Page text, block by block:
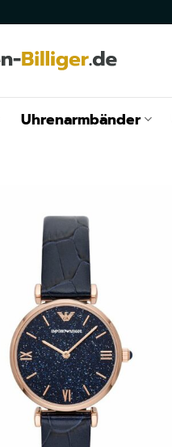
Uhrenarmbänder